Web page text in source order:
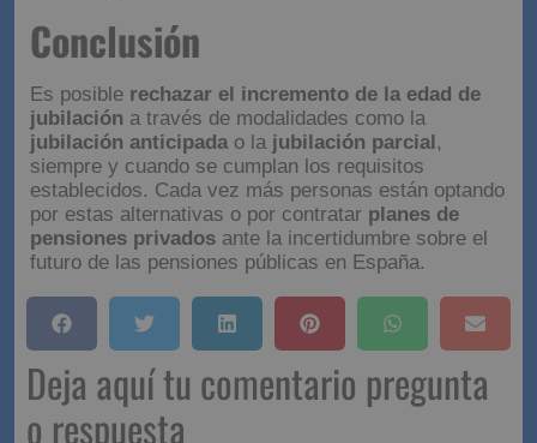
empresa.
La reducción de jornada debe oscilar entre el
Conclusión
Es posiblerechazar el incremento de la edad de
jubilacióna través de modalidades como la
jubilación anticipadao lajubilación parcial,
siempre y cuando se cumplan los requisitos
por estas alternativas o por contratar
planes de
pensiones privados
ante la incertidumbre sobre el
futuro de las pensiones públicas en España.